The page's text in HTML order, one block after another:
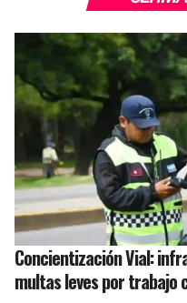
Concientización Vial:
multas leves por trabajo